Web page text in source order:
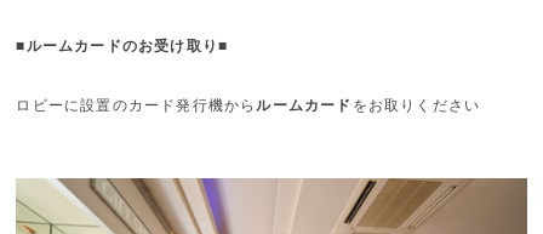
■ルームカードのお受け取り■
ロビーに設置のカード発行機から ルームカード をお取りください